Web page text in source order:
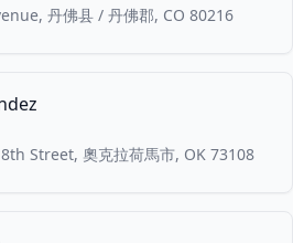
丹佛县 / 丹佛郡, CO 80216
Street, 奧克拉荷馬市, OK 73108